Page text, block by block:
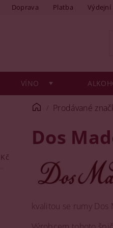
Doprava Platba Výdejní
VÍNO
Kč
Prodávané
Dos
kvalitou se rumy